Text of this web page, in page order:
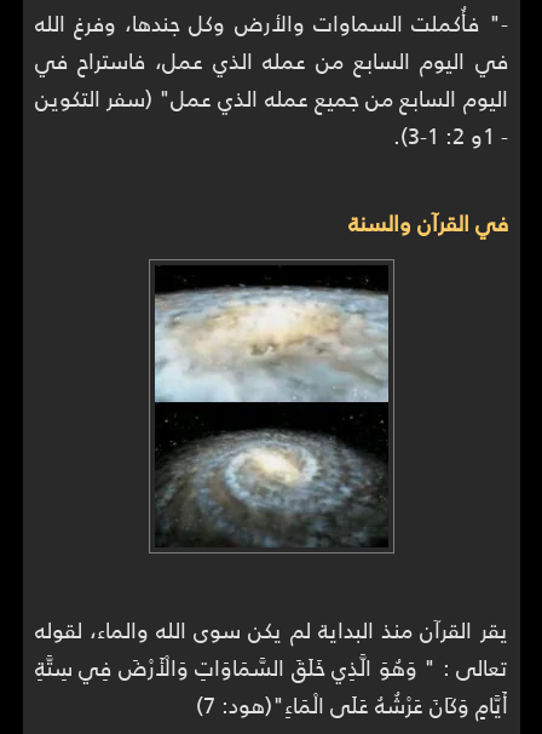
-" فأُكملت السماوات والأرض وكل جندها، وفرغ الله
في اليوم السابع من عمله الذي عمل، فاستراح في
اليوم السابع من جميع عمله الذي عمل" (سفر التكوين
- 1و 2: 1-3).
في القرآن والسنة
يقر القرآن منذ البداية لم يكن سوى الله والماء، لقوله
تعالى : " وَهُوَ الَّذِي خَلَقَ السَّمَاوَاتِ وَالْأَرْضَ فِي سِتَّةِ
أَيَّامٍ وَكَانَ عَرْشُهُ عَلَى الْمَاءِ"(هود: 7)